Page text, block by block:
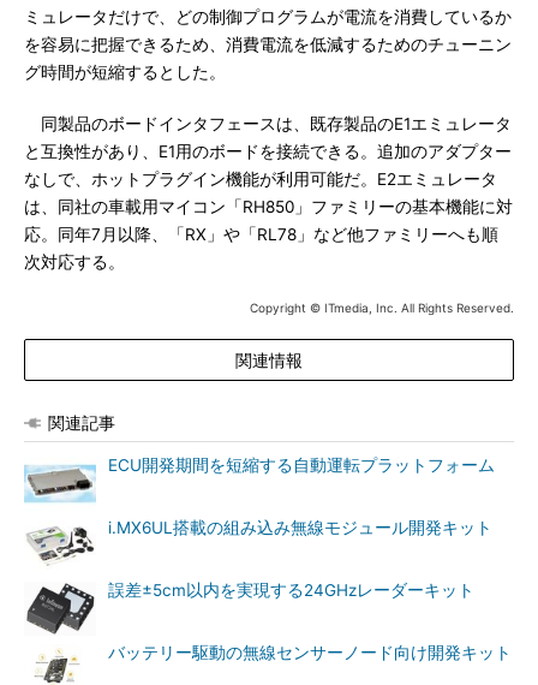
ミュレータだけで、どの制御プログラムが電流を消費しているか
を容易に把握できるため、消費電流を低減するためのチューニン
グ時間が短縮するとした。
同製品のボードインタフェースは、既存製品のE1エミュレータ
と互換性があり、E1用のボードを接続できる。追加のアダプター
なしで、ホットプラグイン機能が利用可能だ。E2エミュレータ
は、同社の車載用マイコン「RH850」ファミリーの基本機能に対
応。同年7月以降、「RX」や「RL78」など他ファミリーへも順
次対応する。
Copyright © ITmedia, Inc. All Rights Reserved.
関連情報
関連記事
ECU開発期間を短縮する自動運転プラットフォーム
i.MX6UL搭載の組み込み無線モジュール開発キット
誤差±5cm以内を実現する24GHzレーダーキット
バッテリー駆動の無線センサーノード向け開発キット